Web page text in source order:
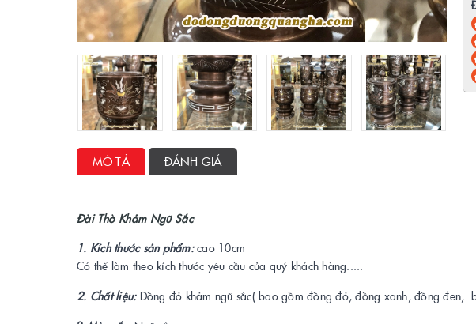
MÔ TẢ ĐÁNH GIÁ
Đài Thờ Khảm Ngũ Sắc
1. Kích thước sản phẩm:cao 10cm
Có thể làm theo kích thước yêu cầu của quý khách hàng.....
2. Chất liệu: Đồng đỏ khảm ngũ sắc( bao gồm đồng đỏ, đồng xanh, đồng đen,